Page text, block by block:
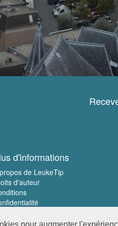
d'informations
de LeukeTip
d'auteur